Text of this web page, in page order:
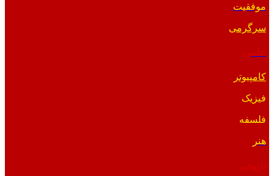
موفقیت
سرگرمی
کامپیوتر
فیزیک
فلسفه
هنر